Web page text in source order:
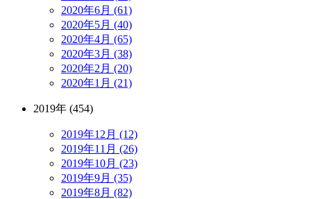
2020年6月 (61)
2020年5月 (40)
2020年4月 (65)
2020年3月 (38)
2020年2月 (20)
2020年1月 (21)
2019年 (454)
2019年12月 (12)
2019年11月 (26)
2019年10月 (23)
2019年9月 (35)
2019年8月 (82)